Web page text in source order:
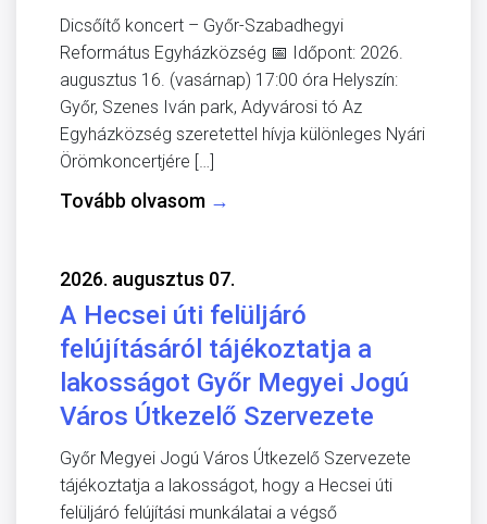
Dicsőítő koncert – Győr-Szabadhegyi
Református Egyházközség 📅 Időpont: 2026.
augusztus 16. (vasárnap) 17:00 óra Helyszín:
Győr, Szenes Iván park, Adyvárosi tó Az
Egyházközség szeretettel hívja különleges Nyári
Örömkoncertjére […]
Tovább olvasom →
2026. augusztus 07.
A Hecsei úti felüljáró
felújításáról tájékoztatja a
lakosságot Győr Megyei Jogú
Város Útkezelő Szervezete
Győr Megyei Jogú Város Útkezelő Szervezete
tájékoztatja a lakosságot, hogy a Hecsei úti
felüljáró felújítási munkálatai a végső